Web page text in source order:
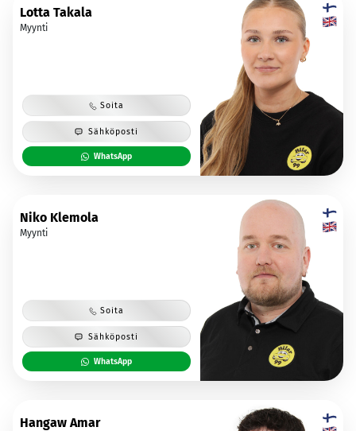
Lotta Takala
Myynti
Soita
Sähköposti
WhatsApp
Niko Klemola
Myynti
Soita
Sähköposti
WhatsApp
Hangaw Amar